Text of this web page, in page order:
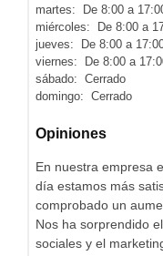
martes: De 8:00 a
miércoles: De 8:00 a
jueves: De 8:00 a
viernes: De 8:00 a
sábado: Cerrado
domingo: Cerrado
Opiniones
En nuestra empresa
día estamos más
comprobado un
Nos ha sorprendido
sociales y el